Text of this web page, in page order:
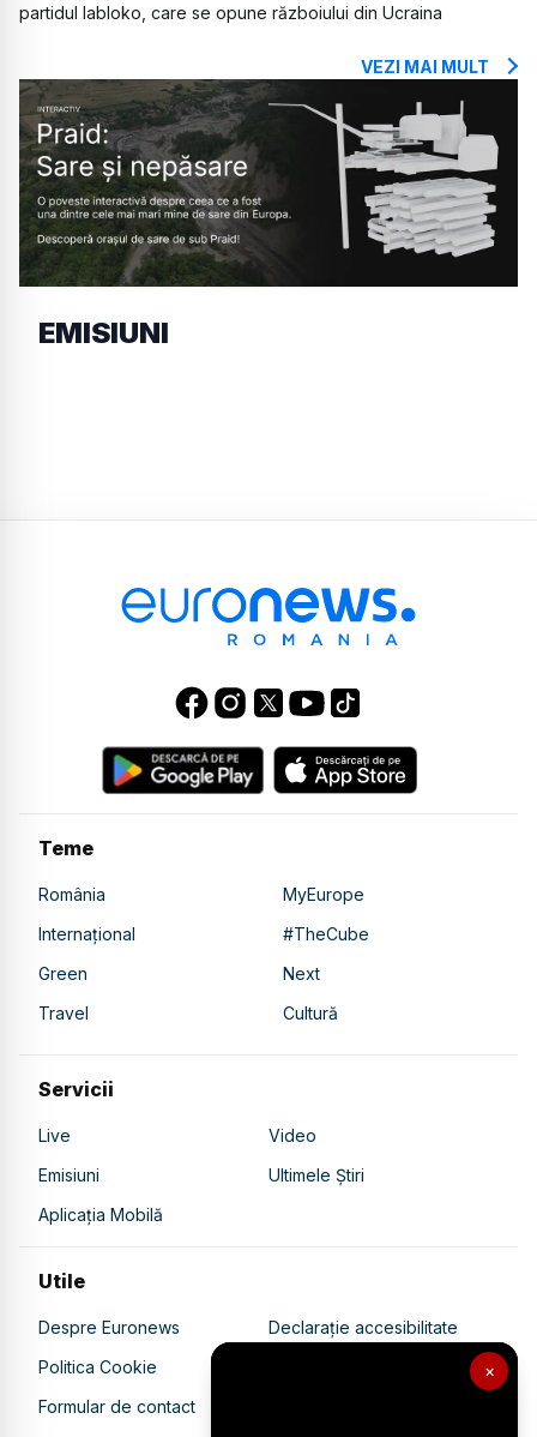
×
partidul Iabloko, care se opune războiului din Ucraina
VEZI MAI MULT
EMISIUNI
Teme
România
MyEurope
Internațional
#TheCube
Green
Next
Travel
Cultură
Servicii
Live
Video
Emisiuni
Ultimele Știri
Aplicația Mobilă
Utile
Despre Euronews
Declarație accesibilitate
Politica Cookie
Politica de confidențialitate
Formular de contact